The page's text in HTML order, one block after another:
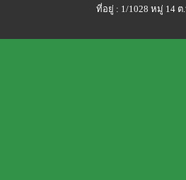
ที่อยู่ : 1/1028 หมู่ 14 ต.